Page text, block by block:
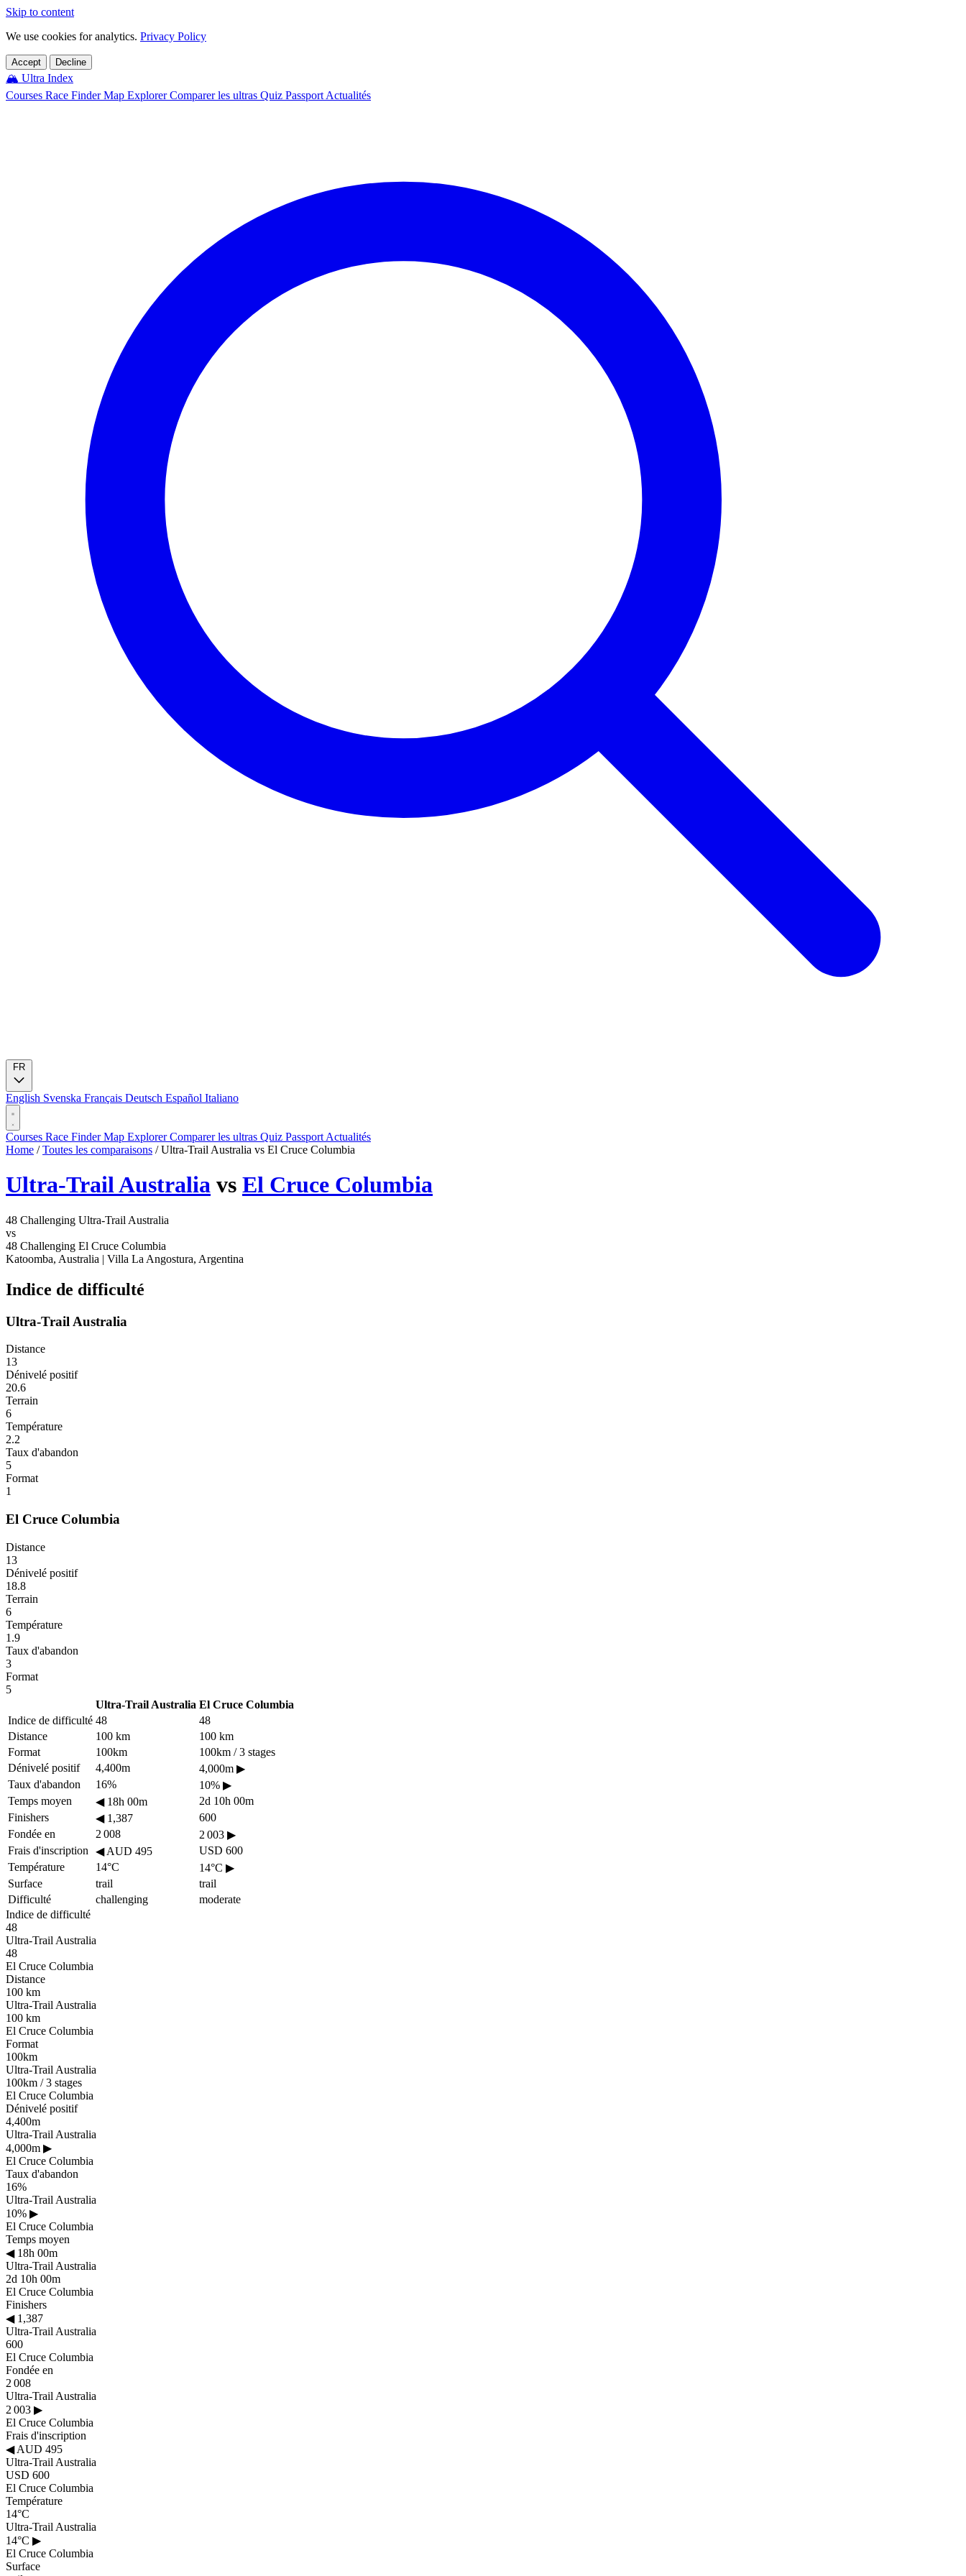
Skip to content
We use cookies for analytics. Privacy Policy
Accept Decline
🏔️ Ultra Index
Courses Race FinderMap ExplorerComparer les ultras Quiz Passport Actualités
English Svenska Français Deutsch Español Italiano
Courses Race FinderMap ExplorerComparer les ultras Quiz Passport Actualités
Home / Toutes les comparaisons / Ultra-Trail Australia vs El Cruce Columbia
Ultra-Trail Australia vs El Cruce Columbia
48 Challenging Ultra-Trail Australia
vs
48 Challenging El Cruce Columbia
Katoomba, Australia | Villa La Angostura, Argentina
Indice de difficulté
Ultra-Trail Australia
Distance
13
Dénivelé positif
20.6
Terrain
6
Température
2.2
Taux d'abandon
5
Format
1
El Cruce Columbia
Distance
13
Dénivelé positif
18.8
Terrain
6
Température
1.9
Taux d'abandon
3
Format
5
Ultra-Trail Australia El Cruce Columbia
Indice de difficulté 48
48
Distance
100 km
100 km
Format
100km
100km / 3 stages
Dénivelé positif
4,400m 4,000m ▶
Taux d'abandon
16% 10% ▶
Temps moyen
◀18h 00m
2d 10h 00m
Finishers
◀1,387
600
Fondée en
2 008 2 003 ▶
Frais d'inscription
◀AUD 495
USD 600
Température
14°C 14°C ▶
Surface
trail
trail
Difficulté
challenging
moderate
Indice de difficulté
48
Ultra-Trail Australia
48
El Cruce Columbia
Distance
100 km
Ultra-Trail Australia
100 km
El Cruce Columbia
Format
100km
Ultra-Trail Australia
100km / 3 stages
El Cruce Columbia
Dénivelé positif
4,400m
Ultra-Trail Australia
4,000m ▶
El Cruce Columbia
Taux d'abandon
16%
Ultra-Trail Australia
10% ▶
El Cruce Columbia
Temps moyen
◀18h 00m
Ultra-Trail Australia
2d 10h 00m
El Cruce Columbia
Finishers
◀1,387
Ultra-Trail Australia
600
El Cruce Columbia
Fondée en
2 008
Ultra-Trail Australia
2 003 ▶
El Cruce Columbia
Frais d'inscription
◀AUD 495
Ultra-Trail Australia
USD 600
El Cruce Columbia
Température
14°C
Ultra-Trail Australia
14°C ▶
El Cruce Columbia
Surface